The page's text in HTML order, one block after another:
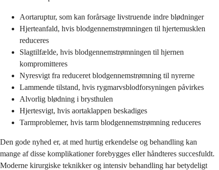
Aortaruptur, som kan forårsage livstruende indre blødninger
Hjerteanfald, hvis blodgennemstrømningen til hjertemusklen
reduceres
Slagtilfælde, hvis blodgennemstrømningen til hjernen
kompromitteres
Nyresvigt fra reduceret blodgennemstrømning til nyrerne
Lammende tilstand, hvis rygmarvsblodforsyningen påvirkes
Alvorlig blødning i brysthulen
Hjertesvigt, hvis aortaklappen beskadiges
Tarmproblemer, hvis tarm blodgennemstrømning reduceres
Den gode nyhed er, at med hurtig erkendelse og behandling kan
mange af disse komplikationer forebygges eller håndteres succesfuldt.
Moderne kirurgiske teknikker og intensiv behandling har betydeligt